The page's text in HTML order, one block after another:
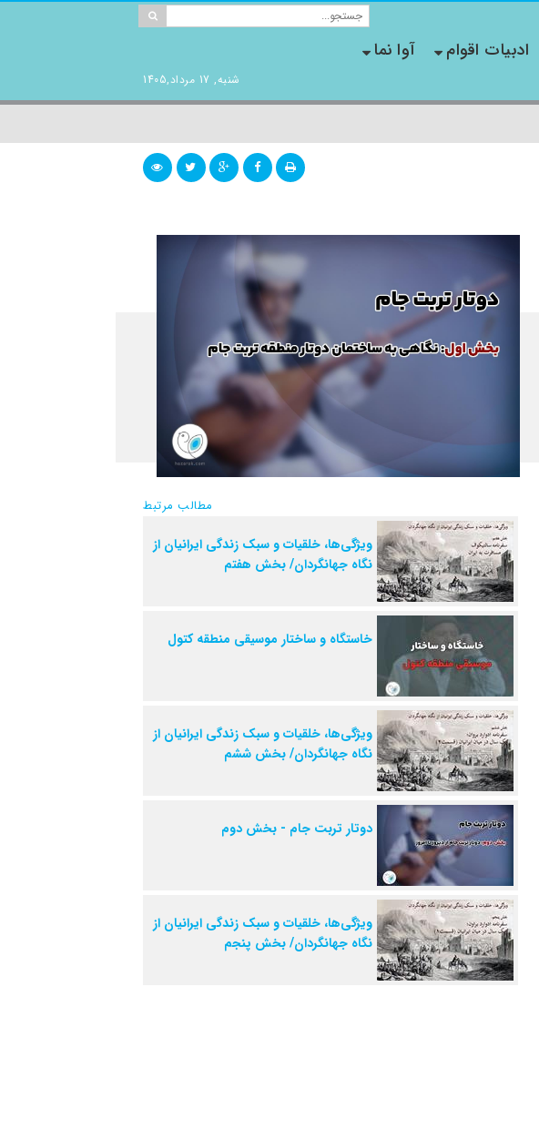
شنبه, 17 مرداد,1405
ادبیات اقوام آوا نما
مطالب مرتبط
ویژگی‌ها، خلقیات و سبک زندگی ایرانیان از
نگاه جهانگردان/ بخش هفتم
خاستگاه و ساختار موسیقی منطقه کتول
ویژگی‌ها، خلقیات و سبک زندگی ایرانیان از
نگاه جهانگردان/ بخش ششم
دوتار تربت جام - بخش دوم
ویژگی‌ها، خلقیات و سبک زندگی ایرانیان از
نگاه جهانگردان/ بخش پنجم